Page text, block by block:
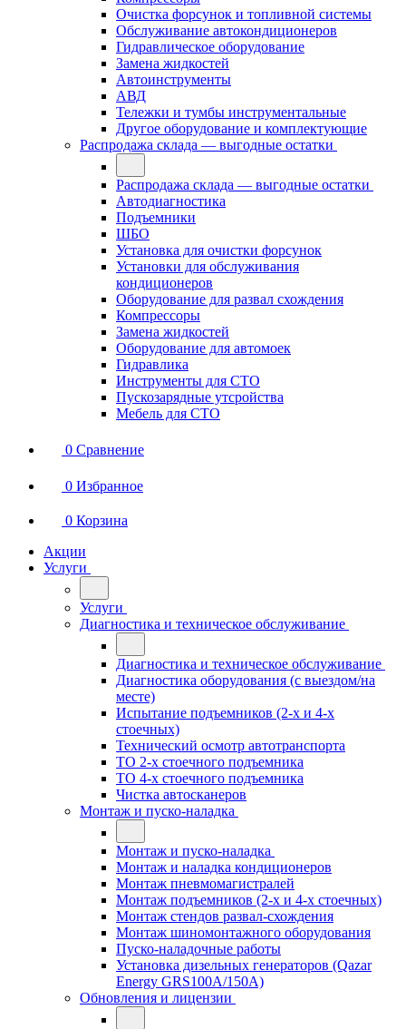
Очистка форсунок и топливной системы
Обслуживание автокондиционеров
Гидравлическое оборудование
Замена жидкостей
Автоинструменты
АВД
Тележки и тумбы инструментальные
Другое оборудование и комплектующие
Распродажа склада — выгодные остатки
Распродажа склада — выгодные остатки
Автодиагностика
Подъемники
ШБО
Установка для очистки форсунок
Установки для обслуживания
кондиционеров
Оборудование для развал схождения
Компрессоры
Замена жидкостей
Оборудование для автомоек
Гидравлика
Инструменты для СТО
Пускозарядные утсройства
Мебель для СТО
0 Сравнение
0 Избранное
0 Корзина
Акции
Услуги
Услуги
Диагностика и техническое обслуживание
Диагностика и техническое обслуживание
Диагностика оборудования (с выездом/на
месте)
Испытание подъемников (2-х и 4-х
стоечных)
Технический осмотр автотранспорта
ТО 2-х стоечного подъемника
ТО 4-х стоечного подъемника
Чистка автосканеров
Монтаж и пуско-наладка
Монтаж и пуско-наладка
Монтаж и наладка кондиционеров
Монтаж пневмомагистралей
Монтаж подъемников (2-х и 4-х стоечных)
Монтаж стендов развал-схождения
Монтаж шиномонтажного оборудования
Пуско-наладочные работы
Установка дизельных генераторов (Qazar
Energy GRS100A/150A)
Обновления и лицензии